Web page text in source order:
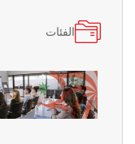
الفئات